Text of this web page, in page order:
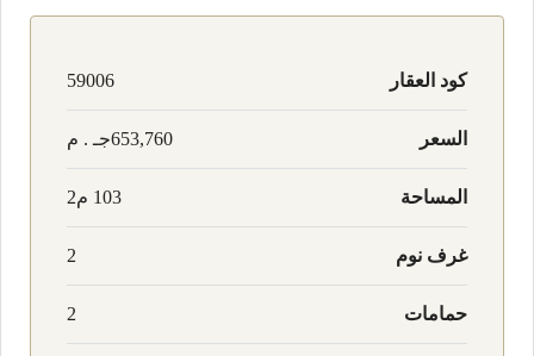
كود العقار 59006
السعر 653,760جـ . م
المساحة 103 م2
غرف نوم 2
حمامات 2